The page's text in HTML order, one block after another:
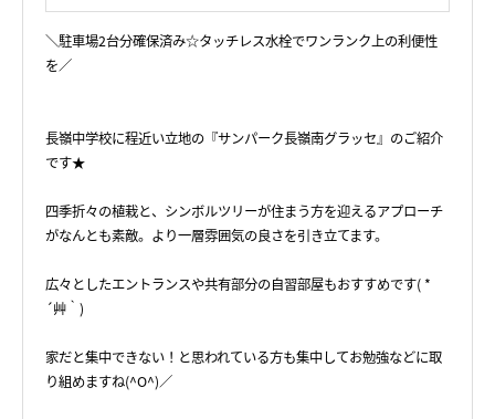
＼駐車場2台分確保済み☆タッチレス水栓でワンランク上の利便性
を／
長嶺中学校に程近い立地の『サンパーク長嶺南グラッセ』のご紹介
です★
四季折々の植栽と、シンボルツリーが住まう方を迎えるアプローチ
がなんとも素敵。より一層雰囲気の良さを引き立てます。
広々としたエントランスや共有部分の自習部屋もおすすめです( *
´艸｀)
家だと集中できない！と思われている方も集中してお勉強などに取
り組めますね(^O^)／